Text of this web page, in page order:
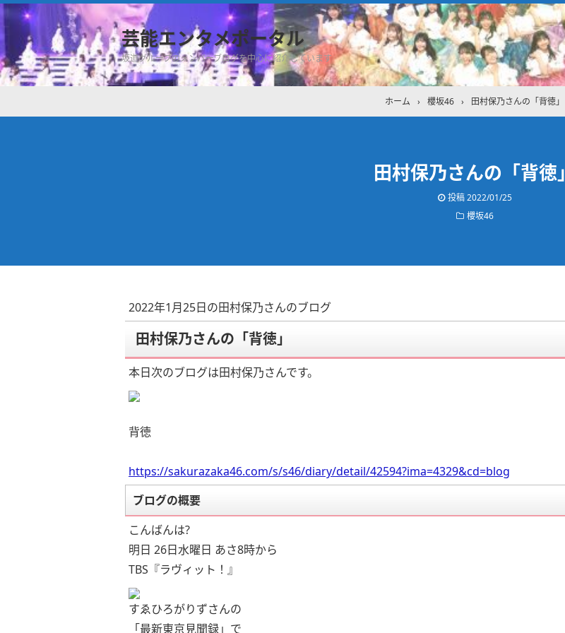
芸能エンタメポータル
坂道グループのメンバーブログを中心に紹介しています
ホーム › 櫻坂46 › 田村保乃さんの「背徳」
田村保乃さんの「背徳」
投稿2022/01/25
櫻坂46
2022年1月25日の田村保乃さんのブログ
田村保乃さんの「背徳」
本日次のブログは田村保乃さんです。
背徳
https://sakurazaka46.com/s/s46/diary/detail/42594?ima=4329&cd=blog
ブログの概要
こんばんは?
明日 26日水曜日 あさ8時から
TBS『ラヴィット！』
すゑひろがりずさんの
「最新東京見聞録」で